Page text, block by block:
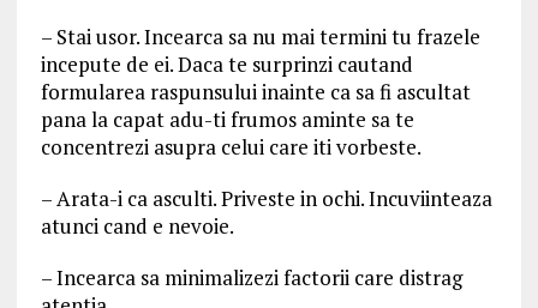
– Stai usor. Incearca sa nu mai termini tu frazele
incepute de ei. Daca te surprinzi cautand
formularea raspunsului inainte ca sa fi ascultat
pana la capat adu-ti frumos aminte sa te
concentrezi asupra celui care iti vorbeste.
– Arata-i ca asculti. Priveste in ochi. Incuviinteaza
atunci cand e nevoie.
– Incearca sa minimalizezi factorii care distrag